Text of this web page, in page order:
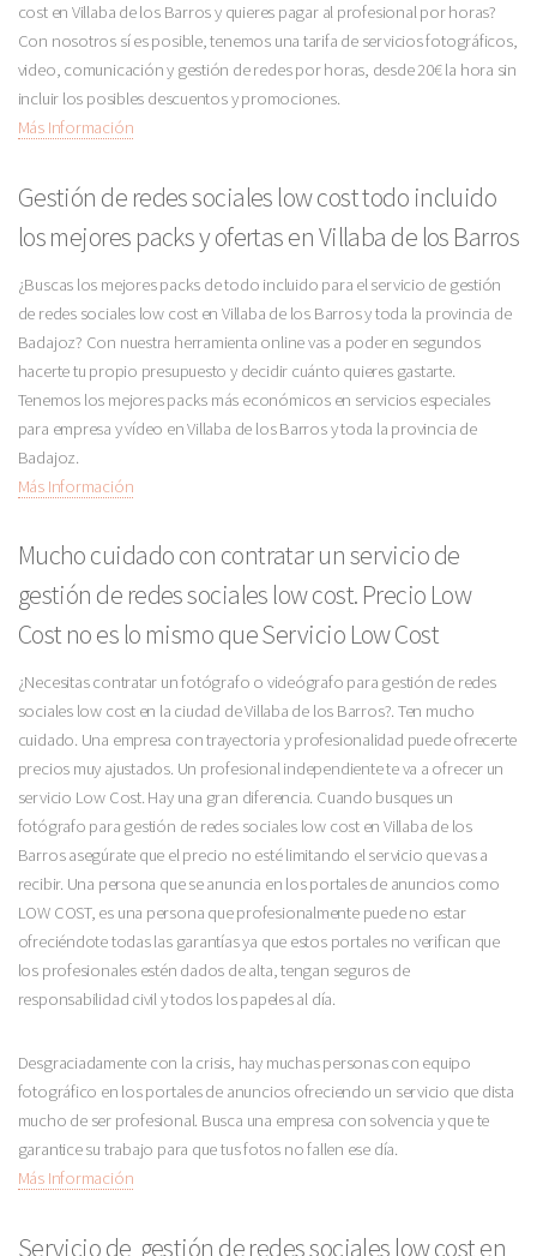
cost en Villaba de los Barros y quieres pagar al profesional por horas?
Con nosotros sí es posible, tenemos una tarifa de servicios fotográficos,
video, comunicación y gestión de redes por horas, desde 20€ la hora sin
incluir los posibles descuentos y promociones.
Más Información
Gestión de redes sociales low cost todo incluido
los mejores packs y ofertas en Villaba de los Barros
¿Buscas los mejores packs de todo incluido para el servicio de gestión
de redes sociales low cost en Villaba de los Barros y toda la provincia de
Badajoz? Con nuestra herramienta online vas a poder en segundos
hacerte tu propio presupuesto y decidir cuánto quieres gastarte.
Tenemos los mejores packs más económicos en servicios especiales
para empresa y vídeo en Villaba de los Barros y toda la provincia de
Badajoz.
Más Información
Mucho cuidado con contratar un servicio de
gestión de redes sociales low cost. Precio Low
Cost no es lo mismo que Servicio Low Cost
¿Necesitas contratar un fotógrafo o videógrafo para gestión de redes
sociales low cost en la ciudad de Villaba de los Barros?. Ten mucho
cuidado. Una empresa con trayectoria y profesionalidad puede ofrecerte
precios muy ajustados. Un profesional independiente te va a ofrecer un
servicio Low Cost. Hay una gran diferencia. Cuando busques un
fotógrafo para gestión de redes sociales low cost en Villaba de los
Barros asegúrate que el precio no esté limitando el servicio que vas a
recibir. Una persona que se anuncia en los portales de anuncios como
LOW COST, es una persona que profesionalmente puede no estar
ofreciéndote todas las garantías ya que estos portales no verifican que
los profesionales estén dados de alta, tengan seguros de
responsabilidad civil y todos los papeles al día.
Desgraciadamente con la crisis, hay muchas personas con equipo
fotográfico en los portales de anuncios ofreciendo un servicio que dista
mucho de ser profesional. Busca una empresa con solvencia y que te
garantice su trabajo para que tus fotos no fallen ese día.
Más Información
Servicio de gestión de redes sociales low cost en